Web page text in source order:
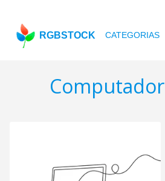
RGBSTOCK CATEGORIAS
Computador